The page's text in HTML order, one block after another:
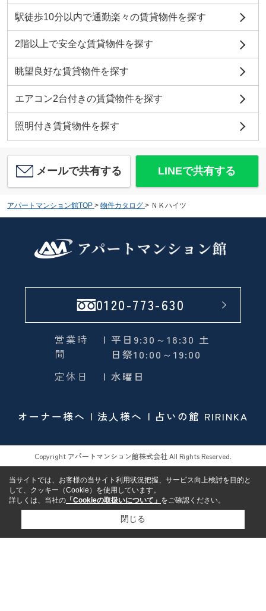
駅徒歩10分以内で通勤楽々の賃貸物件を探す
2階以上で安全な賃貸物件を探す
眺望良好な賃貸物件を探す
エアコン2台付きの賃貸物件を探す
照明付き賃貸物件を探す
メールで共有する LINEで共有する
アパートマンション館TOP > 物件カタログ > ＮＫハイツ
0120-773-630
営業時
間
| 平日9:30～18:30 土
日祭10:00～19:00
定休日
| 水曜日
オーナー様へ 法人様へ 占いの館 RIRINKA
Copyright アパートマンション館株式会社 All Rights Reserved.
当サイトでは、お客様の当サイト利用状況把握、サービス向上検討を目的と
して、クッキー（Cookie）を使用しています。
詳しくは、当社の 「Cookieの取扱いについて」 をご確認ください。
閉じる